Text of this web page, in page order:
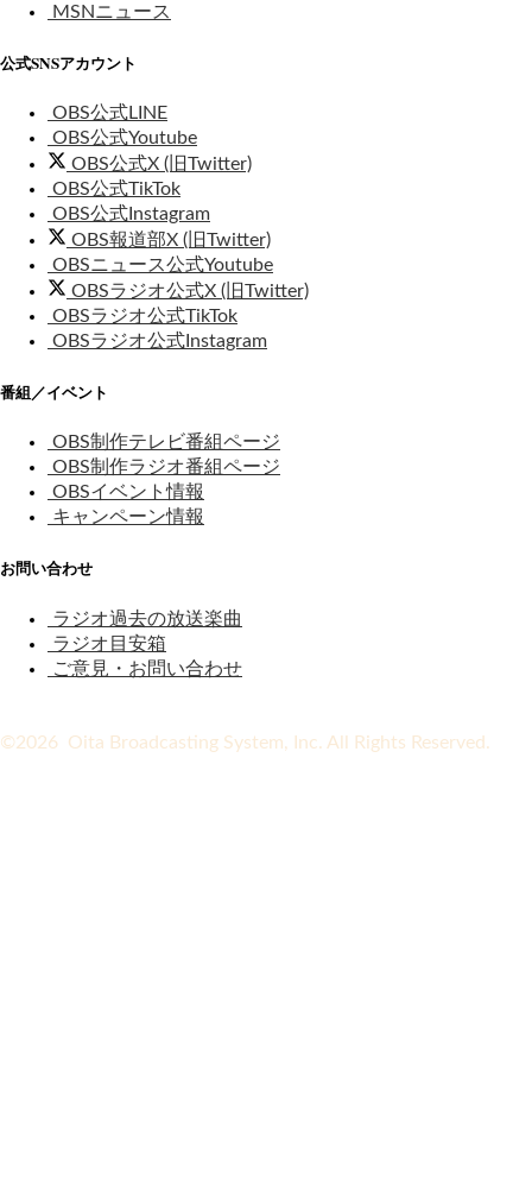
MSNニュース
公式SNSアカウント
OBS公式LINE
OBS公式Youtube
OBS公式X (旧Twitter)
OBS公式TikTok
OBS公式Instagram
OBS報道部X (旧Twitter)
OBSニュース公式Youtube
OBSラジオ公式X (旧Twitter)
OBSラジオ公式TikTok
OBSラジオ公式Instagram
番組／イベント
OBS制作テレビ番組ページ
OBS制作ラジオ番組ページ
OBSイベント情報
キャンペーン情報
お問い合わせ
ラジオ過去の放送楽曲
ラジオ目安箱
ご意見・お問い合わせ
©2026 Oita Broadcasting System, Inc. All Rights Reserved.